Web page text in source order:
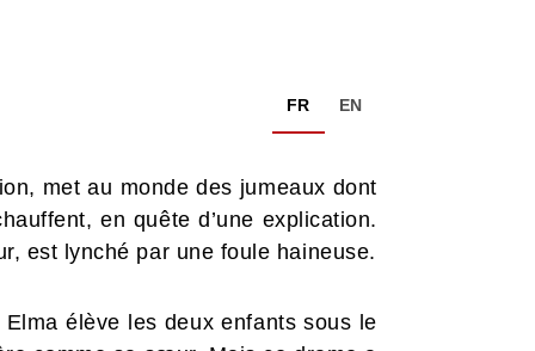
FR EN
met au monde des jumeaux dont
en quête d’une explication.
est lynché par une foule haineuse.
élève les deux enfants sous le